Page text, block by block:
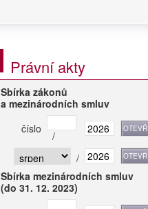
Právní akty
Sbírka zákonů
a mezinárodních smluv
číslo
/
/
Sbírka mezinárodních smluv
(do 31. 12. 2023)